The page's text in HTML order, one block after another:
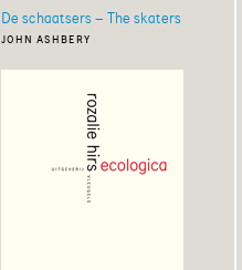
De schaatsers – The skaters
john ashbery